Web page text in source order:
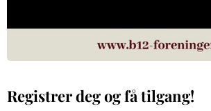
Registrer deg og få tilgang!